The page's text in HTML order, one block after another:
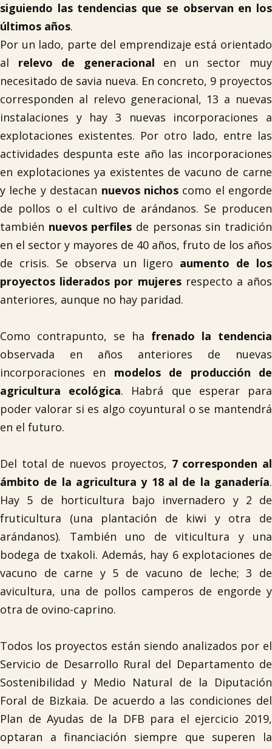
siguiendo las tendencias que se observan en los
últimos años.
Por un lado, parte del emprendizaje está orientado
al relevo de generacional en un sector muy
necesitado de savia nueva. En concreto, 9 proyectos
corresponden al relevo generacional, 13 a nuevas
instalaciones y hay 3 nuevas incorporaciones a
explotaciones existentes. Por otro lado, entre las
actividades despunta este año las incorporaciones
en explotaciones ya existentes de vacuno de carne
y leche y destacan nuevos nichoscomo el engorde
de pollos o el cultivo de arándanos. Se producen
también nuevos perfiles de personas sin tradición
en el sector y mayores de 40 años, fruto de los años
de crisis. Se observa un ligero aumento de los
proyectos liderados por mujeresrespecto a años
anteriores, aunque no hay paridad.
Como contrapunto, se ha frenado la tendencia
observada en años anteriores de nuevas
incorporaciones en modelos de producción de
agricultura ecológica. Habrá que esperar para
poder valorar si es algo coyuntural o se mantendrá
en el futuro.
Del total de nuevos proyectos, 7 corresponden al
ámbito de la agricultura y 18 al de la ganadería.
Hay 5 de horticultura bajo invernadero y 2 de
fruticultura (una plantación de kiwi y otra de
arándanos). También uno de viticultura y una
bodega de txakoli. Además, hay 6 explotaciones de
vacuno de carne y 5 de vacuno de leche; 3 de
avicultura, una de pollos camperos de engorde y
otra de ovino-caprino.
Todos los proyectos están siendo analizados por el
Servicio de Desarrollo Rural del Departamento de
Sostenibilidad y Medio Natural de la Diputación
Foral de Bizkaia. De acuerdo a las condiciones del
Plan de Ayudas de la DFB para el ejercicio 2019,
optaran a financiación siempre que superen la